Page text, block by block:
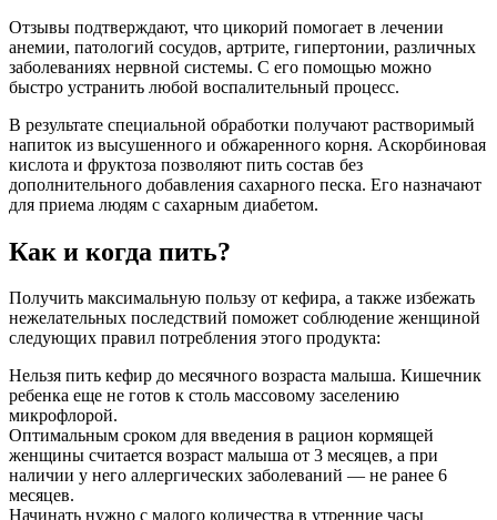
Отзывы подтверждают, что цикорий помогает в лечении
анемии, патологий сосудов, артрите, гипертонии, различных
заболеваниях нервной системы. С его помощью можно
быстро устранить любой воспалительный процесс.
В результате специальной обработки получают растворимый
напиток из высушенного и обжаренного корня. Аскорбиновая
кислота и фруктоза позволяют пить состав без
дополнительного добавления сахарного песка. Его назначают
для приема людям с сахарным диабетом.
Как и когда пить?
Получить максимальную пользу от кефира, а также избежать
нежелательных последствий поможет соблюдение женщиной
следующих правил потребления этого продукта:
Нельзя пить кефир до месячного возраста малыша. Кишечник
ребенка еще не готов к столь массовому заселению
микрофлорой.
Оптимальным сроком для введения в рацион кормящей
женщины считается возраст малыша от 3 месяцев, а при
наличии у него аллергических заболеваний — не ранее 6
месяцев.
Начинать нужно с малого количества в утренние часы